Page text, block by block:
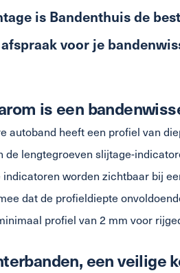
is Bandenthuis de
voor je
is een
autoband heeft een profiel van
de lengtegroeven slijtage-
indicatoren worden zichtbaar bij
dat de profieldiepte
profiel van 2 mm voor
een veilige